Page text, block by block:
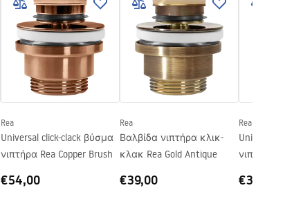
Rea
Universal click-clack βύσμα
νιπτήρα Rea Copper Brush
€54,00
Rea
Βαλβίδα νιπτήρα κλικ-
κλακ Rea Gold Antique
€39,00
Rea
Universal
νιπτήρα
€39,00